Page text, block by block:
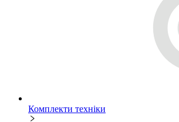
Комплекти техніки